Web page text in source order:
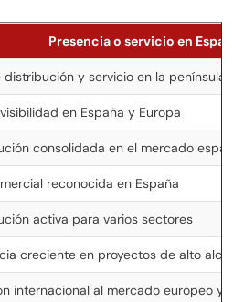
Presencia o servicio en España
distribución y servicio en la península
en España y Europa
consolidada en el mercado español
reconocida en España
activa para varios sectores
creciente en proyectos de alto
internacional al mercado europeo y